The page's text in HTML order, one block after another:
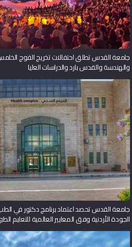
جامعة القدس تطلق احتفالات تخريج الفوج
والهندسة والقدس بارد والدراسات العليا
جامعة القدس تحصد اعتماد برنامج دكتور في
الجودة الأردنية وفق المعايير العالمية للتعليم